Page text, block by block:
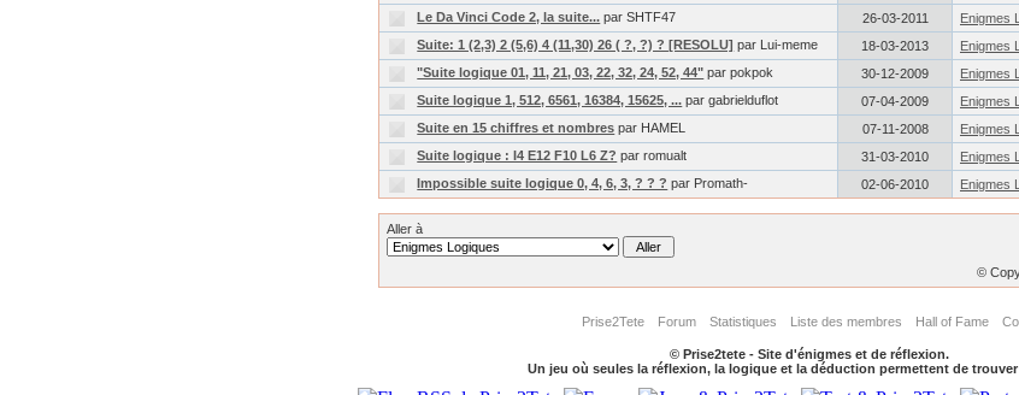
Le Da Vinci Code 2, la suite... par SHTF47 26-03-2011
Enigmes
Suite: 1 (2,3) 2 (5,6) 4 (11,30) 26 ( ?, ?) ? [RESOLU] par Lui-meme 18-03-2013
Enigmes
"Suite logique 01, 11, 21, 03, 22, 32, 24, 52, 44" par pokpok 30-12-2009
Enigmes
Suite logique 1, 512, 6561, 16384, 15625, ... par gabrielduflot 07-04-2009
Enigmes
Suite en 15 chiffres et nombres par HAMEL 07-11-2008
Enigmes
Suite logique : I4 E12 F10 L6 Z? par romualt 31-03-2010
Enigmes
Impossible suite logique 0, 4, 6, 3, ? ? ? par Promath- 02-06-2010 Enigmes
Aller à
©
Prise2Tete Forum Statistiques Liste des membres Hall of Fame
© Prise2tete - Site d'énigmes et de réflexion.
Un jeu où seules la réflexion, la logique et la déduction permettent de